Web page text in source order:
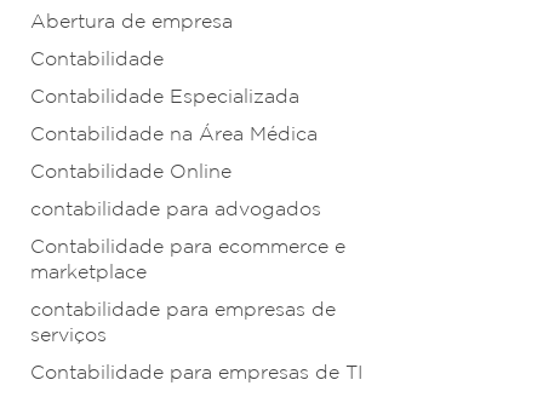
Abertura de empresa
Contabilidade
Contabilidade Especializada
Contabilidade na Área Médica
Contabilidade Online
contabilidade para advogados
Contabilidade para ecommerce e
marketplace
contabilidade para empresas de
serviços
Contabilidade para empresas de TI